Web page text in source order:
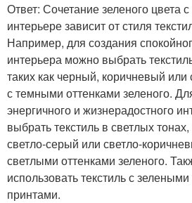
Ответ: Сочетание зеленого цвета
интерьере зависит от стиля
Например, для создания
интерьера можно выбрать
таких как черный, коричневый или
с темными оттенками зеленого.
энергичного и жизнерадостного
выбрать текстиль в светлых
светло-серый или светло-
светлыми оттенками зеленого.
использовать текстиль с
принтами.